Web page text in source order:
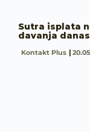
Sutra isplata
davanja danas
Kontakt Plus